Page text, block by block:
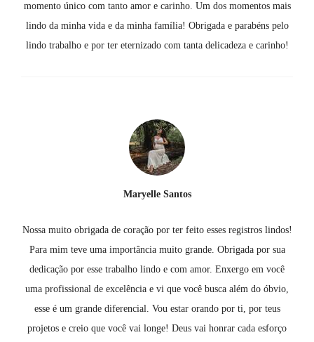
momento único com tanto amor e carinho. Um dos momentos mais
lindo da minha vida e da minha família! Obrigada e parabéns pelo
lindo trabalho e por ter eternizado com tanta delicadeza e carinho!
Nossa muito obrigada de coração por ter feito esses registros lindos!
Para mim teve uma importância muito grande. Obrigada por sua
dedicação por esse trabalho lindo e com amor. Enxergo em você
uma profissional de excelência e vi que você busca além do óbvio,
esse é um grande diferencial. Vou estar orando por ti, por teus
projetos e creio que você vai longe! Deus vai honrar cada esforço
Maryelle Santos